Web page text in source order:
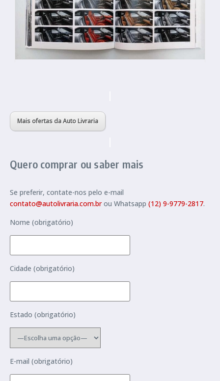
Mais ofertas da Auto Livraria
Quero comprar ou saber mais
Se preferir, contate-nos pelo e-mail
contato@autolivraria.com.brou Whatsapp (12) 9-9779-2817.
Nome (obrigatório)
Cidade (obrigatório)
Estado (obrigatório)
E-mail (obrigatório)